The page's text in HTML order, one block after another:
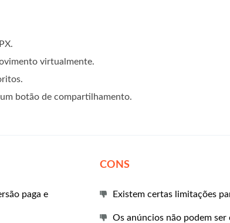
virtualmente.
botão de compartilhamento.
paga e
CONS
Existem certas limitações
Os anúncios não podem